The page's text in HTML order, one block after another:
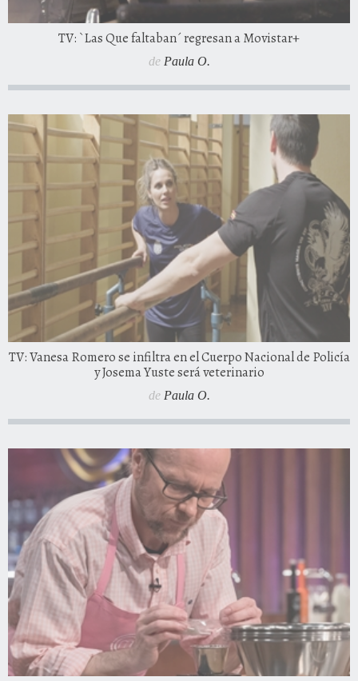
TV: `Las Que faltaban´ regresan a Movistar+
de Paula O.
TV: Vanesa Romero se infiltra en el Cuerpo Nacional de Policía
y Josema Yuste será veterinario
de Paula O.